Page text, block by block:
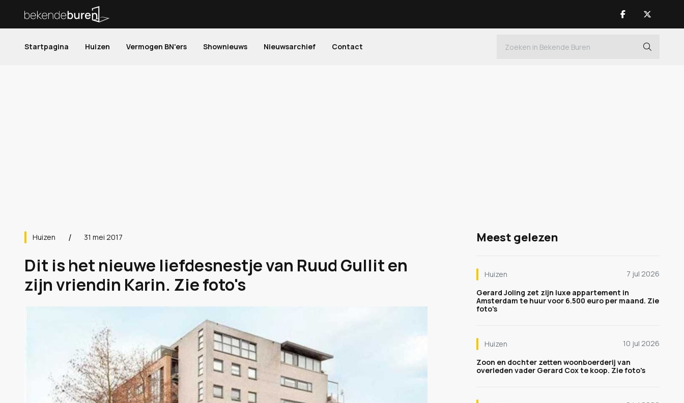
Startpagina Huizen Vermogen BN'ers Shownieuws Nieuwsarchief Contact
Huizen 31 mei 2017
Dit is het nieuwe liefdesnestje van Ruud Gullit en
zijn vriendin Karin. Zie foto's
Meest gelezen
Huizen
7 jul 2026
Gerard Joling zet zijn luxe appartement in
Amsterdam te huur voor 6.500 euro per maand. Zie
foto's
Huizen
10 jul 2026
Zoon en dochter zetten woonboerderij van
overleden vader Gerard Cox te koop. Zie foto's